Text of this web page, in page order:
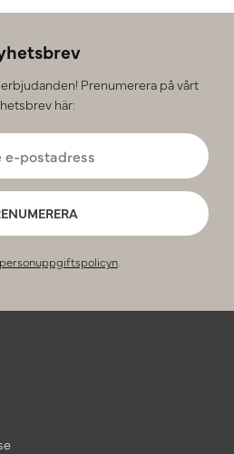
Prenumerera på vårt
här:
personuppgiftspolicyn.